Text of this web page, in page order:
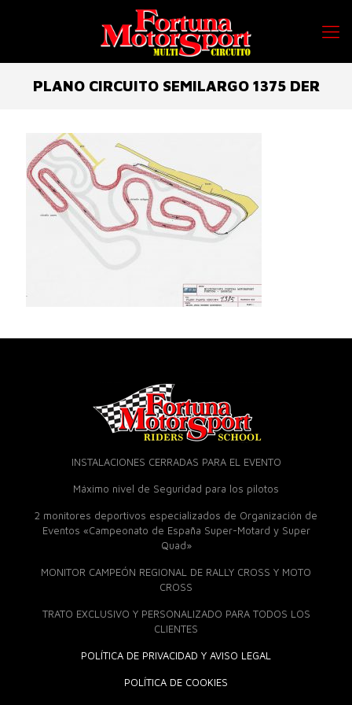
PLANO CIRCUITO SEMILARGO 1375 DER
INSTALACIONES CERRADAS PARA EL EVENTO
Máximo nivel de Seguridad para los pilotos
2 monitores deportivos especializados de Organización de
Eventos «Campeonato de España Super-Motard y Super
Quad»
MONITOR CAMPEÓN REGIONAL DE RALLY CROSS Y MOTO
CROSS
TRATO EXCLUSIVO Y PERSONALIZADO PARA TODOS LOS
CLIENTES
POLÍTICA DE PRIVACIDAD Y AVISO LEGAL
POLÍTICA DE COOKIES